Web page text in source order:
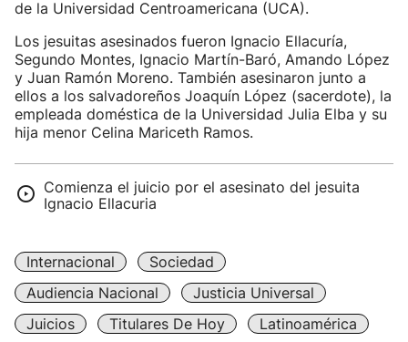
de la Universidad Centroamericana (UCA).
Los jesuitas asesinados fueron Ignacio Ellacuría,
Segundo Montes, Ignacio Martín-Baró, Amando López
y Juan Ramón Moreno. También asesinaron junto a
ellos a los salvadoreños Joaquín López (sacerdote), la
empleada doméstica de la Universidad Julia Elba y su
hija menor Celina Mariceth Ramos.
Comienza el juicio por el asesinato del jesuita
Ignacio Ellacuria
Internacional
Sociedad
Audiencia Nacional
Justicia Universal
Juicios
Titulares De Hoy Latinoamérica